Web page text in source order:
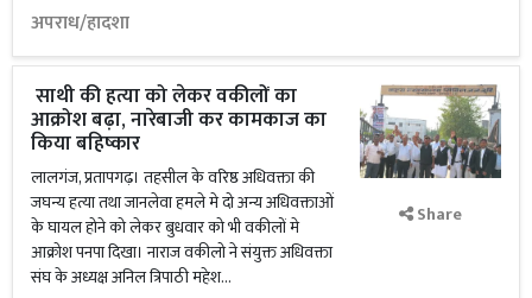
अपराध/हादशा
साथी की हत्या को लेकर वकीलों का
आक्रोश बढ़ा, नारेबाजी कर कामकाज का
किया बहिष्कार
लालगंज, प्रतापगढ़। तहसील के वरिष्ठ अधिवक्ता की
जघन्य हत्या तथा जानलेवा हमले मे दो अन्य अधिवक्ताओं
के घायल होने को लेकर बुधवार को भी वकीलों मे
आक्रोश पनपा दिखा। नाराज वकीलो ने संयुक्त अधिवक्ता
संघ के अध्यक्ष अनिल त्रिपाठी महेश...
Share